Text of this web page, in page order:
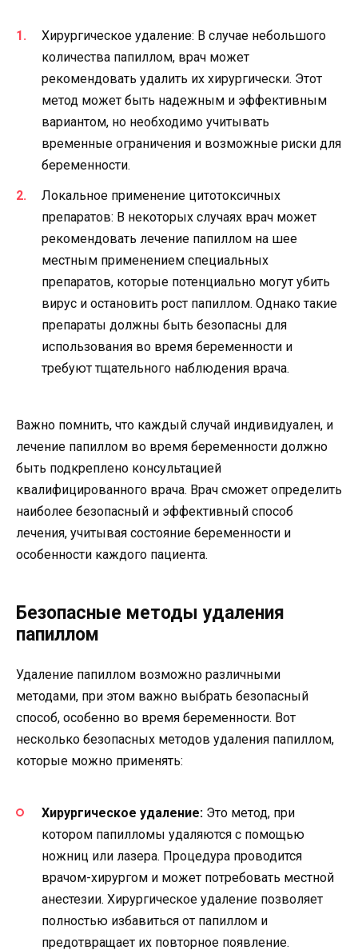
Хирургическое удаление: В случае небольшого
количества папиллом, врач может
рекомендовать удалить их хирургически. Этот
метод может быть надежным и эффективным
вариантом, но необходимо учитывать
временные ограничения и возможные риски для
беременности.
Локальное применение цитотоксичных
препаратов: В некоторых случаях врач может
рекомендовать лечение папиллом на шее
местным применением специальных
препаратов, которые потенциально могут убить
вирус и остановить рост папиллом. Однако такие
препараты должны быть безопасны для
использования во время беременности и
требуют тщательного наблюдения врача.
Важно помнить, что каждый случай индивидуален, и
лечение папиллом во время беременности должно
быть подкреплено консультацией
квалифицированного врача. Врач сможет определить
наиболее безопасный и эффективный способ
лечения, учитывая состояние беременности и
особенности каждого пациента.
Безопасные методы удаления
папиллом
Удаление папиллом возможно различными
методами, при этом важно выбрать безопасный
способ, особенно во время беременности. Вот
несколько безопасных методов удаления папиллом,
которые можно применять:
Хирургическое удаление: Это метод, при
котором папилломы удаляются с помощью
ножниц или лазера. Процедура проводится
врачом-хирургом и может потребовать местной
анестезии. Хирургическое удаление позволяет
полностью избавиться от папиллом и
предотвращает их повторное появление.